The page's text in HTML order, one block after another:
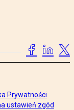
Prywatności
ustawień zgód